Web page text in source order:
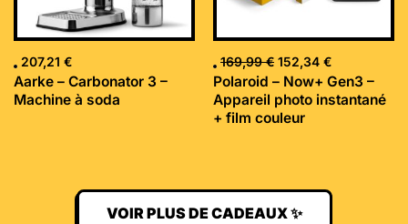
207,21 €
Aarke – Carbonator 3 –
Machine à soda
169,99€ 152,34 €
Polaroid – Now+ Gen3 –
Appareil photo instantané
+ film couleur
VOIR PLUS DE CADEAUX ✨